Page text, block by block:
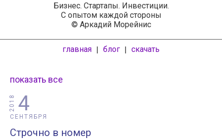
Бизнес. Стартапы. Инвестиции.
С опытом каждой стороны
© Аркадий Морейнис
главная | блог | скачать
показать все
4
СЕНТЯБРЯ
2018
Строчно в номер